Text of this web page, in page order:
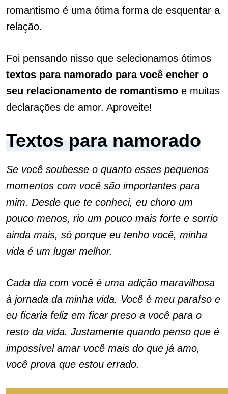
romantismo é uma ótima forma de esquentar a
relação.
Foi pensando nisso que selecionamos ótimos
textos para namorado para você encher o
seu relacionamento de romantismo e muitas
declarações de amor. Aproveite!
Textos para namorado
Se você soubesse o quanto esses pequenos
momentos com você são importantes para
mim. Desde que te conheci, eu choro um
pouco menos, rio um pouco mais forte e sorrio
ainda mais, só porque eu tenho você, minha
vida é um lugar melhor.
Cada dia com você é uma adição maravilhosa
à jornada da minha vida. Você é meu paraíso e
eu ficaria feliz em ficar preso a você para o
resto da vida. Justamente quando penso que é
impossível amar você mais do que já amo,
você prova que estou errado.